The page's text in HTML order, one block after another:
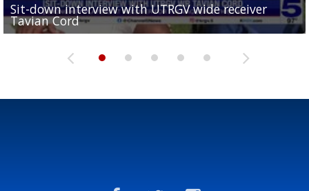
Sit-down interview with UTRGV wide receiver
Tavian Cord
Two-a-Day Tour 2026: Raymondville Bearkats
Two-a-Day Tour 2026: Port Isabel Tarpons
UTRGV football ranks fourth in SLC preseason poll
and receiving votes in...
Two-a-Day Tour 2026: Santa Rosa Warriors